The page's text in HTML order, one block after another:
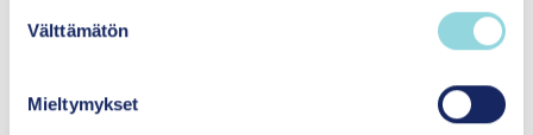
Välttämätön
Mieltymykset
3.Käyttöönoton edistäjien ja hidastajien